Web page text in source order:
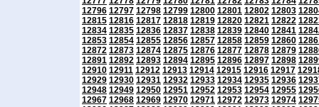
12796 12797 12798 12799 12800 12801 12802 12803
12815 12816 12817 12818 12819 12820 12821 12822
12834 12835 12836 12837 12838 12839 12840 12841
12853 12854 12855 12856 12857 12858 12859 12860
12872 12873 12874 12875 12876 12877 12878 12879
12891 12892 12893 12894 12895 12896 12897 12898
12910 12911 12912 12913 12914 12915 12916 12917
12929 12930 12931 12932 12933 12934 12935 12936
12948 12949 12950 12951 12952 12953 12954 12955
12967 12968 12969 12970 12971 12972 12973 12974